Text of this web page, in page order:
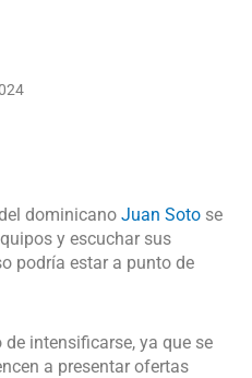
dominicano Juan Soto se
y escuchar sus
podría estar a punto de
intensificarse, ya que se
a presentar ofertas